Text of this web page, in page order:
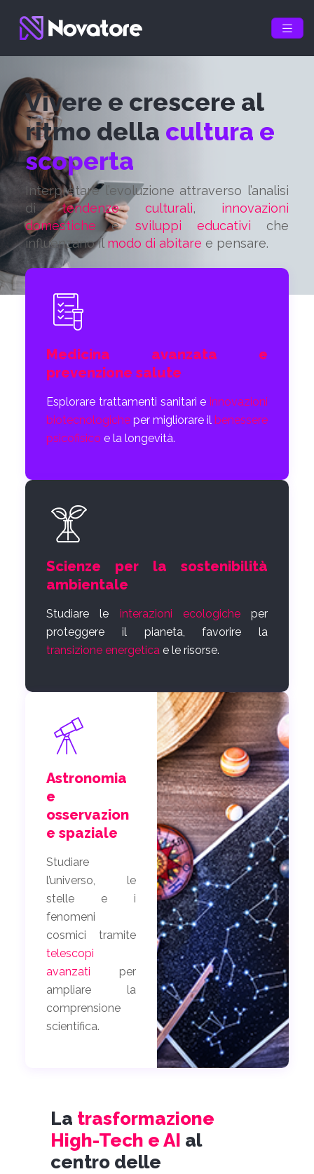
Vivere e crescere al
ritmo della cultura e
scoperta
Interpretare l’evoluzione attraverso l’analisi
ditendenze culturali, innovazioni
domestiche e sviluppi educativi che
influenzano il modo di abitare e pensare.
Medicina avanzata e
prevenzione salute
Esplorare trattamenti sanitari e innovazioni
biotecnologicheper migliorare il benessere
psicofisico e la longevità.
Scienze per la sostenibilità
ambientale
Studiare le interazioni ecologicheper
proteggere il pianeta, favorire la
transizione energeticae le risorse.
Astronomia
e
osservazion
e spaziale
Studiare
l’universo, le
stelle e i
fenomeni
cosmici tramite
telescopi
avanzati per
ampliare la
comprensione
scientifica.
La trasformazione
High-Tech e AI al
centro delle